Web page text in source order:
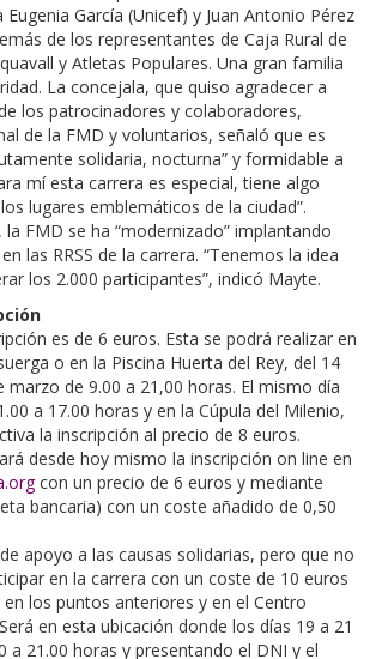
García (Unicef) y Juan Antonio Pérez
de los representantes de Caja Rural de
y Atletas Populares. Una gran familia
La concejala, que quiso agradecer a
los patrocinadores y colaboradores,
de la FMD y voluntarios, señaló que es
solidaria, nocturna” y formidable a
mí esta carrera es especial, tiene algo
lugares emblemáticos de la ciudad”.
FMD se ha “modernizado” implantando
las RRSS de la carrera. “Tenemos la idea
los 2.000 participantes”, indicó Mayte.
es de 6 euros. Esta se podrá realizar en
o en la Piscina Huerta del Rey, del 14
marzo de 9.00 a 21,00 horas. El mismo día
a 17.00 horas y en la Cúpula del Milenio,
la inscripción al precio de 8 euros.
desde hoy mismo la inscripción on line en
con un precio de 6 euros y mediante
bancaria) con un coste añadido de 0,50
apoyo a las causas solidarias, pero que no
en la carrera con un coste de 10 euros
los puntos anteriores y en el Centro
en esta ubicación donde los días 19 a 21
a 21.00 horas y presentando el DNI y el